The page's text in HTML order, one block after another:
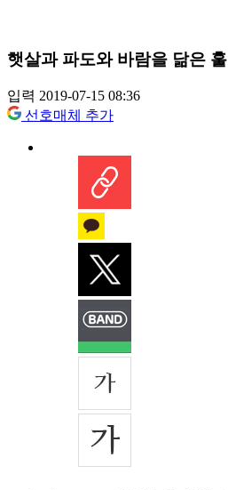
햇살과 파도와 바람을 닮은
입력 2019-07-15 08:36
선호매체 추가